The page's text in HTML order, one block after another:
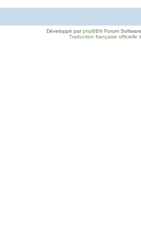
Développé parphpBB® Forum
Traduction française officielle